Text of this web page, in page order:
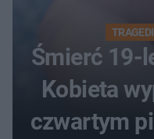
Śmierć 19-
Kobieta
czwartym